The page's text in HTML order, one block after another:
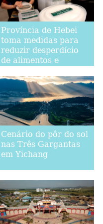
Província de Hebei
toma medidas para
reduzir desperdício
de alimentos e
moderado
Cenário do pôr do sol
nas Três Gargantas
em Yichang